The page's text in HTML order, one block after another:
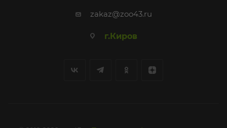
zakaz@zoo43.ru
г.Киров